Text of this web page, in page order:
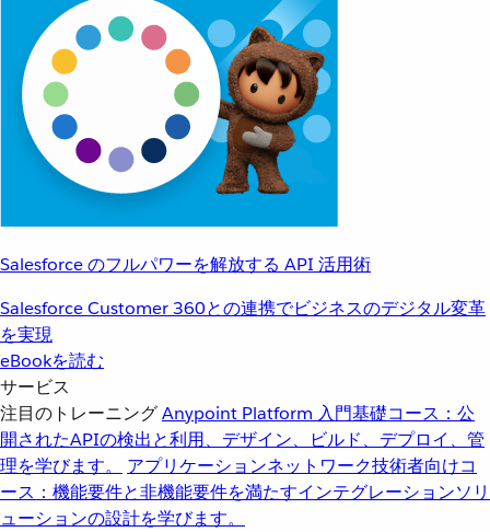
Salesforce のフルパワーを解放する API 活用術
Salesforce Customer 360との連携でビジネスのデジタル変革
を実現
eBookを読む
サービス
注目のトレーニングAnypoint Platform 入門基礎コース：公
開されたAPIの検出と利用、デザイン、ビルド、デプロイ、管
理を学びます。
アプリケーションネットワーク技術者向けコ
ース：機能要件と非機能要件を満たすインテグレーションソリ
ューションの設計を学びます。